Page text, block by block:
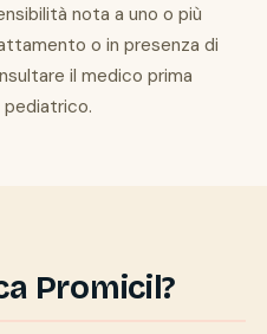
nota a uno o più
o in presenza di
il medico prima
pediatrico.
Promicil?